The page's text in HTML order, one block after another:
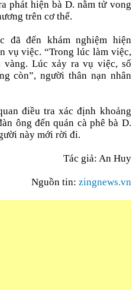
phát hiện bà D. nằm tử vong
trên cơ thể.
đã đến khám nghiệm hiện
vụ việc. “Trong lúc làm việc,
vàng. Lúc xảy ra vụ việc, số
còn”, người thân nạn nhân
điều tra xác định khoảng
ông đến quán cà phê bà D.
này mới rời đi.
Tác giả: An Huy
Nguồn tin: zingnews.vn